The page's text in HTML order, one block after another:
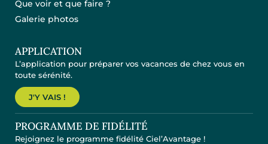
Que voir et que faire ?
Galerie photos
APPLICATION
L’application pour préparer vos vacances de chez vous en
toute sérénité.
J'Y VAIS !
PROGRAMME DE FIDÉLITÉ
Rejoignez le programme fidélité Ciel’Avantage !